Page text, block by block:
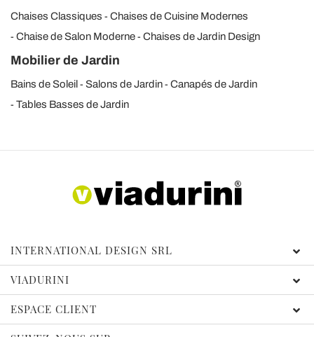
Chaises Classiques
Chaises de Cuisine Modernes
Chaise de Salon Moderne
Chaises de Jardin Design
Mobilier de Jardin
Bains de Soleil Salons de Jardin
Canapés de Jardin
Tables Basses de Jardin
INTERNATIONAL DESIGN SRL
VIADURINI
ESPACE CLIENT